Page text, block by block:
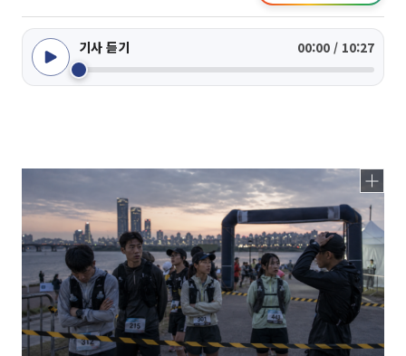
기사 듣기 00:00 / 10:27